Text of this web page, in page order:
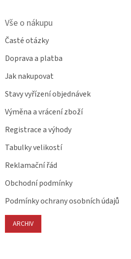
Vše o nákupu
Časté otázky
Doprava a platba
Jak nakupovat
Stavy vyřízení objednávek
Výměna a vrácení zboží
Registrace a výhody
Tabulky velikostí
Reklamační řád
Obchodní podmínky
Podmínky ochrany osobních údajů
ARCHIV